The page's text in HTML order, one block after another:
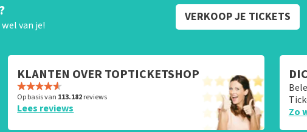
van je!
VERKOOP JE TICKETS
KLANTEN OVER TOPTICKETSHOP
Op basis van 113.182reviews
Lees reviews
Zo